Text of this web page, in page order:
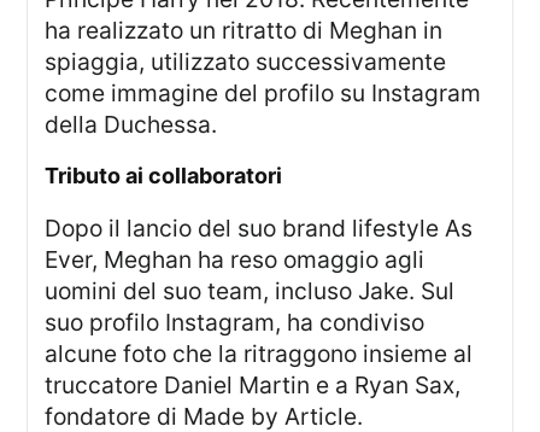
ha realizzato un ritratto di Meghan in
spiaggia, utilizzato successivamente
come immagine del profilo su Instagram
della Duchessa.
tributo ai collaboratori
Dopo il lancio del suo brand lifestyle As
Ever, Meghan ha reso omaggio agli
uomini del suo team, incluso Jake. Sul
suo profilo Instagram, ha condiviso
alcune foto che la ritraggono insieme al
truccatore Daniel Martin e a Ryan Sax,
fondatore di Made by Article.